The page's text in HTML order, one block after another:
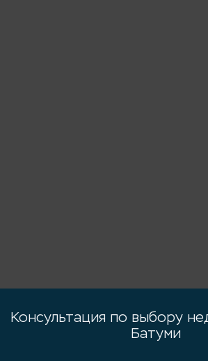
Консультация по выбору
Батуми